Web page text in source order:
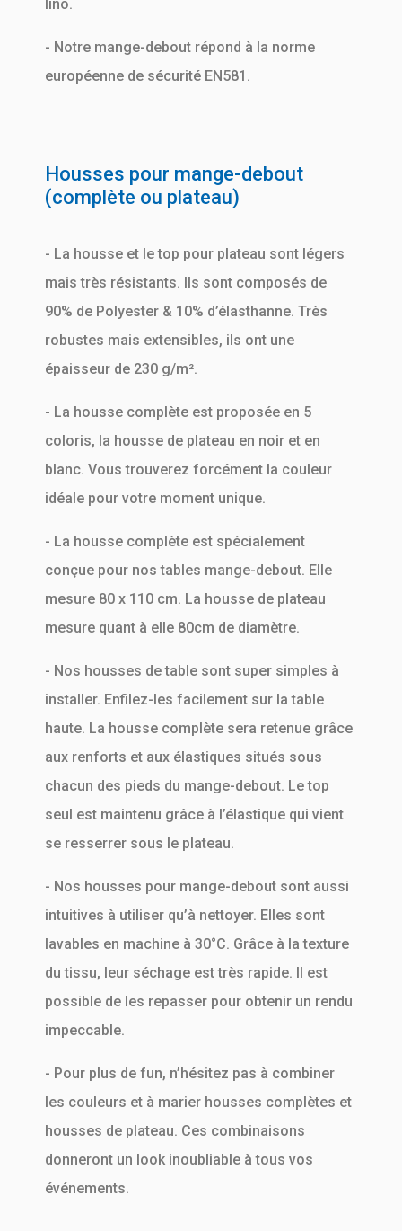
lino.
- Notre mange-debout répond à la norme
européenne de sécurité EN581.
Housses pour mange-debout
(complète ou plateau)
- La housse et le top pour plateau sont légers
mais très résistants. Ils sont composés de
90% de Polyester & 10% d’élasthanne. Très
robustes mais extensibles, ils ont une
épaisseur de 230 g/m².
- La housse complète est proposée en 5
coloris, la housse de plateau en noir et en
blanc. Vous trouverez forcément la couleur
idéale pour votre moment unique.
- La housse complète est spécialement
conçue pour nos tables mange-debout. Elle
mesure 80 x 110 cm. La housse de plateau
mesure quant à elle 80cm de diamètre.
- Nos housses de table sont super simples à
installer. Enfilez-les facilement sur la table
haute. La housse complète sera retenue grâce
aux renforts et aux élastiques situés sous
chacun des pieds du mange-debout. Le top
seul est maintenu grâce à l’élastique qui vient
se resserrer sous le plateau.
- Nos housses pour mange-debout sont aussi
intuitives à utiliser qu’à nettoyer. Elles sont
lavables en machine à 30°C. Grâce à la texture
du tissu, leur séchage est très rapide. Il est
possible de les repasser pour obtenir un rendu
impeccable.
- Pour plus de fun, n’hésitez pas à combiner
les couleurs et à marier housses complètes et
housses de plateau. Ces combinaisons
donneront un look inoubliable à tous vos
événements.